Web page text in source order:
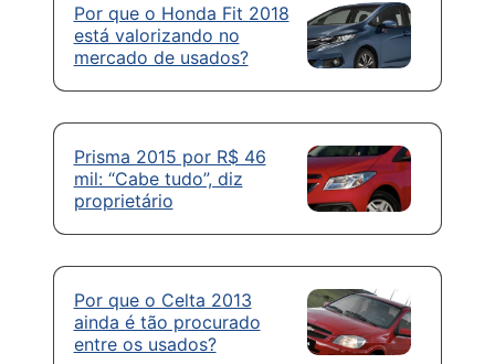
Por que o Honda Fit 2018
está valorizando no
mercado de usados?
Prisma 2015 por R$ 46
mil: “Cabe tudo”, diz
proprietário
Por que o Celta 2013
ainda é tão procurado
entre os usados?